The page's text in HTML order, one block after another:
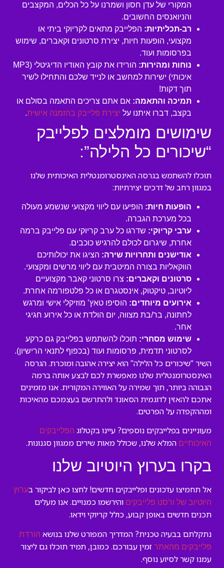
המקורי של עדן חסון ושמרנו על כל הכלים, המקצבים
והניואנסים החשובים.
רב-תכליתיות: הפלייבק מתאים לקריוקי ביתי או
מקצועי, הופעות חיות, יצירת סרטונים וקאברים, שימוש
בפרסומות ועוד.
נוחות ומהירות:
הורידו את קובץ האודיו הדיגיטלי (MP3
איכותי) ישירות למחשב או לנייד שלכם והתחילו לשיר
תוך דקות!
תמיכה והתאמה: אם אתם צריכים התאמה בסולם או
בקצב, דברו איתנו על יצירת פלייבק בהזמנה אישית.
שימושים מומלצים לפלייבק
“שיכורים כל הלילה”:
תוכלו להשתמש בגרסה האינסטרומנטלית האיכותית שלנו
במגוון רחב של דרכים יצירתיות:
הופעות חיות: הופיעו עם ליווי מקצועי שנשמע מעולה
בכל מערכת הגברה.
ערבי קריוקי: שדרגו כל ערב קריוקי עם פלייבק ברמה
אחרת, שיגרום לכולם להרגיש כוכבים.
אודישנים ותחרויות שירה: הציגו את יכולותיכם
הווקאליות בצורה המיטבית עם ליווי מרשים ומקצועי.
סרטונים וקאברים: צרו סרטוני קאבר מקצועיים
ליוטיוב, טיקטוק, אינסטגרם או כל פלטפורמה אחרת.
אירועים מיוחדים: הוסיפו טאץ’ מוזיקלי אישי ומרגש
לחתונה, בר/בת מצווה, יום הולדת או כל אירוע חגיגי
אחר.
שימוש מסחרי: תוכלו להשתמש בפלייבק גם כרקע
לסרטוני תדמית, פרסומות ועוד (בכפוף לתנאי הרישיון).
השיר “שיכורים כל הלילה” הוא יצירה אהובה ומוכרת. הגרסה
האינסטרומנטלית שלנו מאפשרת לכם לבצע אותה ברמה
הגבוהה ביותר, תוך שמירה על האווירה המקורית. אנו מזמינים
אתכם להאזין לדוגמית הסאונד ולהתרשם בעצמכם מהאיכות
ומההקפדה על הפרטים.
מעוניינים בפלייבקים נוספים? עיינו בקטלוג הפלייבקים
האיכותיים המלא שלנו, שכולל מאות שירים ממגוון סגנונות.
בקרו בערוץ היוטיוב שלנו
אל תחמיצו עדכונים ופלייבקים חדשים! לחצו כאן לביקור בערוץ
היוטיוב של ורסנו פלייבקים והירשמו כמנויים. אנו מעלים
תכנים חדשים באופן קבוע, כולל קריוקי וידאו.
נתקלתם בבעיה טכנית? המדריך המפורט שלנו בנושא הורדת
פלייבקים מהאתר זמין עבורכם. כמובן, תמיד תוכלו גם ליצור
עמנו קשר לסיוע נוסף.